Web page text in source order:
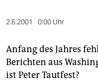
politik
gesellschaft
2.6.2001 0:00 Uhr
Anfang des Jahres
Berichten aus
ist Peter Tautfest?